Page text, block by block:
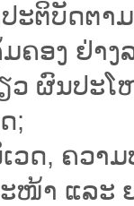
ຕິບັດຕາ
ງ ຢ່າງລ
ຜົນປະໂຫ
;
, ຄວາມ
ໜ້າ ແລະ